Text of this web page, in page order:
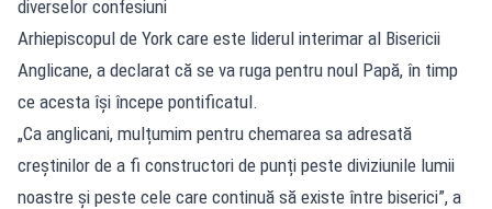
diverselor confesiuni
Arhiepiscopul de York care este liderul interimar al Bisericii
Anglicane, a declarat că se va ruga pentru noul Papă, în timp
ce acesta își începe pontificatul.
„Ca anglicani, mulțumim pentru chemarea sa adresată
creștinilor de a fi constructori de punți peste diviziunile lumii
noastre și peste cele care continuă să existe între biserici”, a